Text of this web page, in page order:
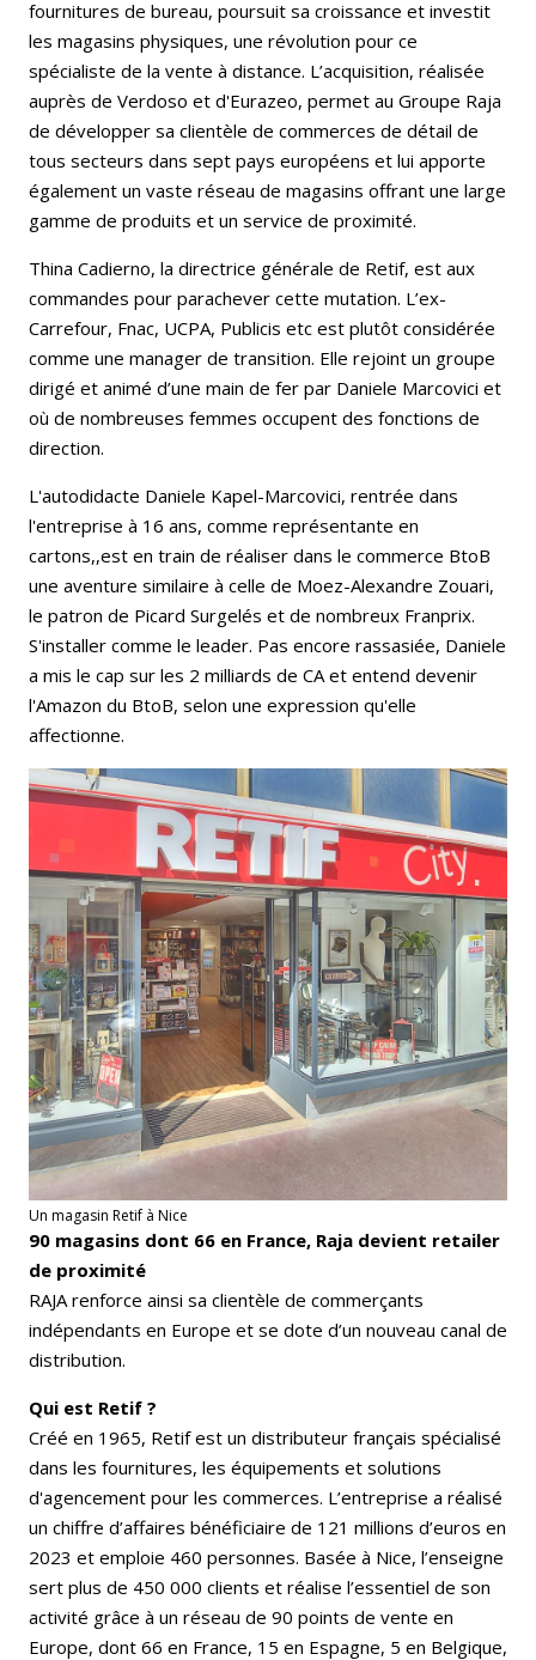
fournitures de bureau, poursuit sa croissance et investit
les magasins physiques, une révolution pour ce
spécialiste de la vente à distance. L’acquisition, réalisée
auprès de Verdoso et d'Eurazeo, permet au Groupe Raja
de développer sa clientèle de commerces de détail de
tous secteurs dans sept pays européens et lui apporte
également un vaste réseau de magasins offrant une large
gamme de produits et un service de proximité.
Thina Cadierno, la directrice générale de Retif, est aux
commandes pour parachever cette mutation. L’ex-
Carrefour, Fnac, UCPA, Publicis etc est plutôt considérée
comme une manager de transition. Elle rejoint un groupe
dirigé et animé d’une main de fer par Daniele Marcovici et
où de nombreuses femmes occupent des fonctions de
direction.
L'autodidacte Daniele Kapel-Marcovici, rentrée dans
l'entreprise à 16 ans, comme représentante en
cartons,,est en train de réaliser dans le commerce BtoB
une aventure similaire à celle de Moez-Alexandre Zouari,
le patron de Picard Surgelés et de nombreux Franprix.
S'installer comme le leader. Pas encore rassasiée, Daniele
a mis le cap sur les 2 milliards de CA et entend devenir
l'Amazon du BtoB, selon une expression qu'elle
affectionne.
Un magasin Retif à Nice
90 magasins dont 66 en France, Raja devient retailer
de proximité
RAJA renforce ainsi sa clientèle de commerçants
indépendants en Europe et se dote d’un nouveau canal de
distribution.
Qui est Retif ?
Créé en 1965, Retif est un distributeur français spécialisé
dans les fournitures, les équipements et solutions
d'agencement pour les commerces. L’entreprise a réalisé
un chiffre d’affaires bénéficiaire de 121 millions d’euros en
2023 et emploie 460 personnes. Basée à Nice, l’enseigne
sert plus de 450 000 clients et réalise l’essentiel de son
activité grâce à un réseau de 90 points de vente en
Europe, dont 66 en France, 15 en Espagne, 5 en Belgique,